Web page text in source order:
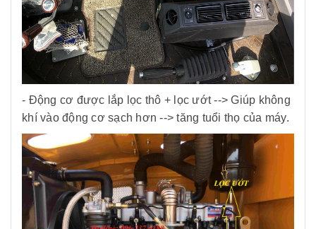
- Động cơ được lắp lọc thô + lọc ướt --> Giúp không
khí vào động cơ sạch hơn --> tăng tuổi thọ của máy.